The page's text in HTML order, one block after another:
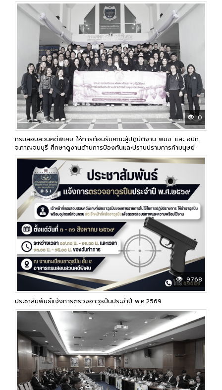
0
กรมสอบสวนคดีพิเศษ ให้การต้อนรับคณะผู้ปฏิบัติงาน พมจ. และ อปท.
จ.กาญจนบุรี ศึกษาดูงานด้านการป้องกันและปราบปรามการค้ามนุษย์
9768
ประชาสัมพันธ์แจ้งการตรวจอาวุธปืนประจำปี พ.ศ.2569